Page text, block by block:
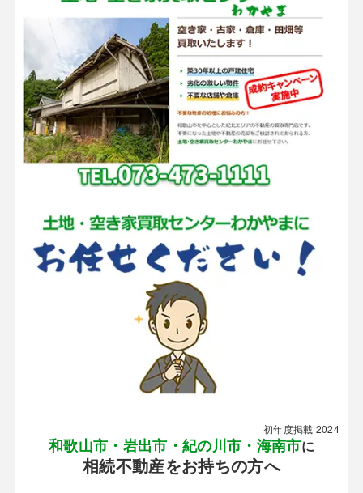
初年度掲載 2024
和歌山市・岩出市・紀の川市・海南市に
相続不動産をお持ちの方へ